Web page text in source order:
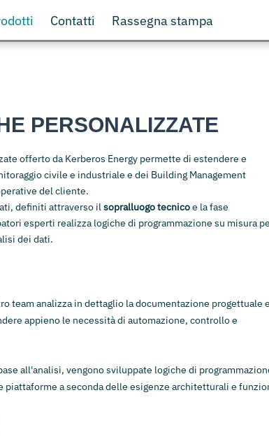
Contatti Rassegna stampa
PERSONALIZZATE
offerto da Kerberos Energy permette di estendere e
civile e industriale e dei Building Management
del cliente.
definiti attraverso ilsopralluogo tecnicoe la fase
esperti realizza logiche di programmazione su misura
dei dati.
team analizza in dettaglio la documentazione progettuale
appieno le necessità di automazione, controllo e
all'analisi, vengono sviluppate logiche di
a seconda delle esigenze architetturali e